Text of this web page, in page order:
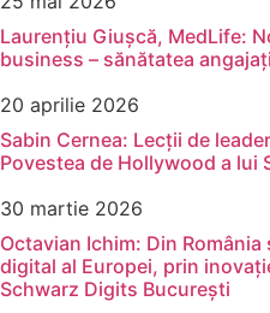
Laurențiu Giușcă, MedLife:
business – sănătatea
20 aprilie 2026
Sabin Cernea: Lecții de
Povestea de Hollywood a lui
30 martie 2026
Octavian Ichim: Din
digital al Europei, prin
Schwarz Digits București